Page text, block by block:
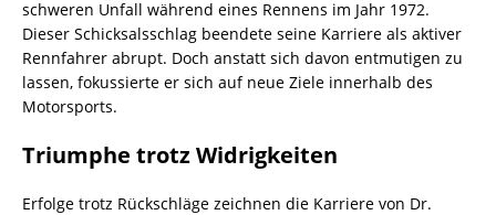
schweren Unfall während eines Rennens im Jahr 1972.
Dieser Schicksalsschlag beendete seine Karriere als aktiver
Rennfahrer abrupt. Doch anstatt sich davon entmutigen zu
lassen, fokussierte er sich auf neue Ziele innerhalb des
Motorsports.
Triumphe trotz Widrigkeiten
Erfolge trotz Rückschläge zeichnen die Karriere von Dr.